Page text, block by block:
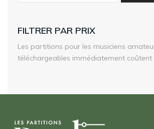
FILTRER PAR PRIX
Les partitions pour les musiciens
téléchargeables immédiatement coûtent